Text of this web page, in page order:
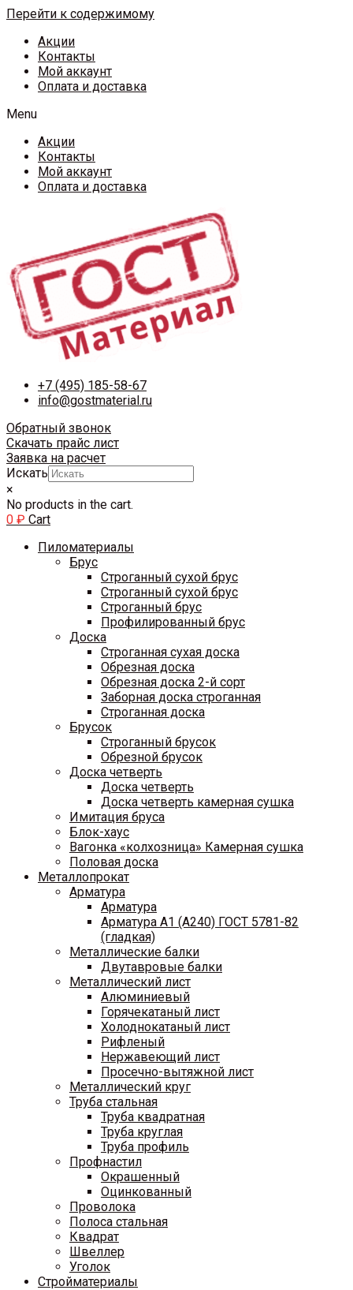
Перейти к содержимому
Акции
Контакты
Мой аккаунт
Оплата и доставка
Menu
Акции
Контакты
Мой аккаунт
Оплата и доставка
+7 (495) 185-58-67
info@gostmaterial.ru
Обратный звонок
Скачать прайс лист
Заявка на расчет
Искать
×
No products in the cart.
0 ₽ Cart
Пиломатериалы
Брус
Строганный сухой брус
Строганный сухой брус
Строганный брус
Профилированный брус
Доска
Строганная сухая доска
Обрезная доска
Обрезная доска 2-й сорт
Заборная доска строганная
Строганная доска
Брусок
Строганный брусок
Обрезной брусок
Доска четверть
Доска четверть
Доска четверть камерная сушка
Имитация бруса
Блок-хаус
Вагонка «колхозница» Камерная сушка
Половая доска
Металлопрокат
Арматура
Арматура
Арматура A1 (A240) ГОСТ 5781-82
(гладкая)
Металлические балки
Двутавровые балки
Металлический лист
Алюминиевый
Горячекатаный лист
Холоднокатаный лист
Рифленый
Нержавеющий лист
Просечно-вытяжной лист
Металлический круг
Труба стальная
Труба квадратная
Труба круглая
Труба профиль
Профнастил
Окрашенный
Оцинкованный
Проволока
Полоса стальная
Квадрат
Швеллер
Уголок
Стройматериалы